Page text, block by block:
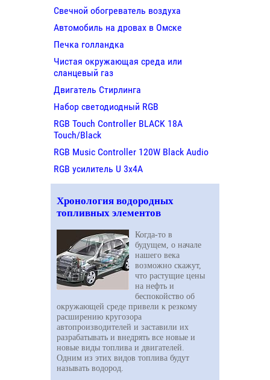
Свечной обогреватель воздуха
Автомобиль на дровах в Омске
Печка голландка
Чистая окружающая среда или
сланцевый газ
Двигатель Стирлинга
Набор светодиодный RGB
RGB Touch Controller BLACK 18A
Touch/Black
RGB Music Controller 120W Black Audio
RGB усилитель U 3х4A
Хронология водородных
топливных элементов
Когда-то в
будущем, о начале
нашего века
возможно скажут,
что растущие цены
на нефть и
беспокойство об
окружающей среде привели к резкому
расширению кругозора
автопроизводителей и заставили их
разрабатывать и внедрять все новые и
новые виды топлива и двигателей.
Одним из этих видов топлива будут
называть водород.